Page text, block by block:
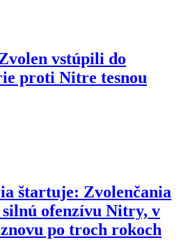
vstúpili do
proti Nitre tesnou
štartuje: Zvolenčania
ofenzívu Nitry, v
po troch rokoch